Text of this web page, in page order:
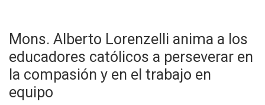
Mons. Alberto Lorenzelli anima a los
educadores católicos a perseverar en
la compasión y en el trabajo en
equipo